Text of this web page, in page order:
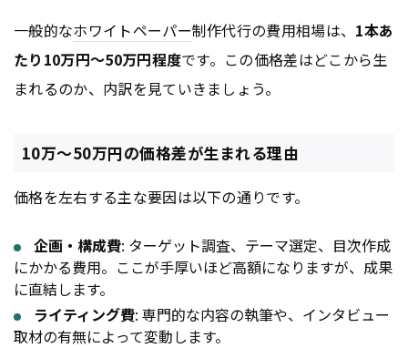
一般的なホワイトペーパー制作代行の費用相場は、 1本あ
たり10万円〜50万円程度です。この価格差はどこから生
まれるのか、内訳を見ていきましょう。
10万〜50万円の価格差が生まれる理由
価格を左右する主な要因は以下の通りです。
企画・構成費: ターゲット調査、テーマ選定、目次作成
にかかる費用。ここが手厚いほど高額になりますが、成果
に直結します。
ライティング費: 専門的な内容の執筆や、インタビュー
取材の有無によって変動します。